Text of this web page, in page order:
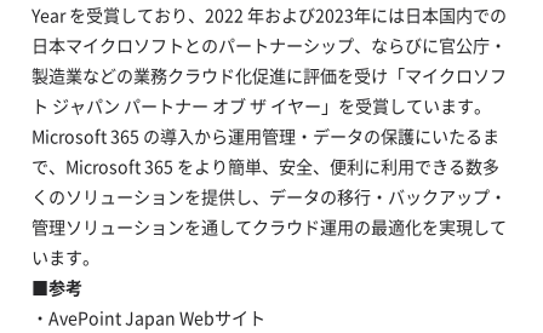
Year を受賞しており、2022 年および2023年には日本国内での
日本マイクロソフトとのパートナーシップ、ならびに官公庁・
製造業などの業務クラウド化促進に評価を受け「マイクロソフ
ト ジャパン パートナー オブ ザ イヤー」を受賞しています。
Microsoft 365 の導入から運用管理・データの保護にいたるま
で、Microsoft 365 をより簡単、安全、便利に利用できる数多
くのソリューションを提供し、データの移行・バックアップ・
管理ソリューションを通してクラウド運用の最適化を実現して
います。
■参考
・AvePoint Japan Webサイト